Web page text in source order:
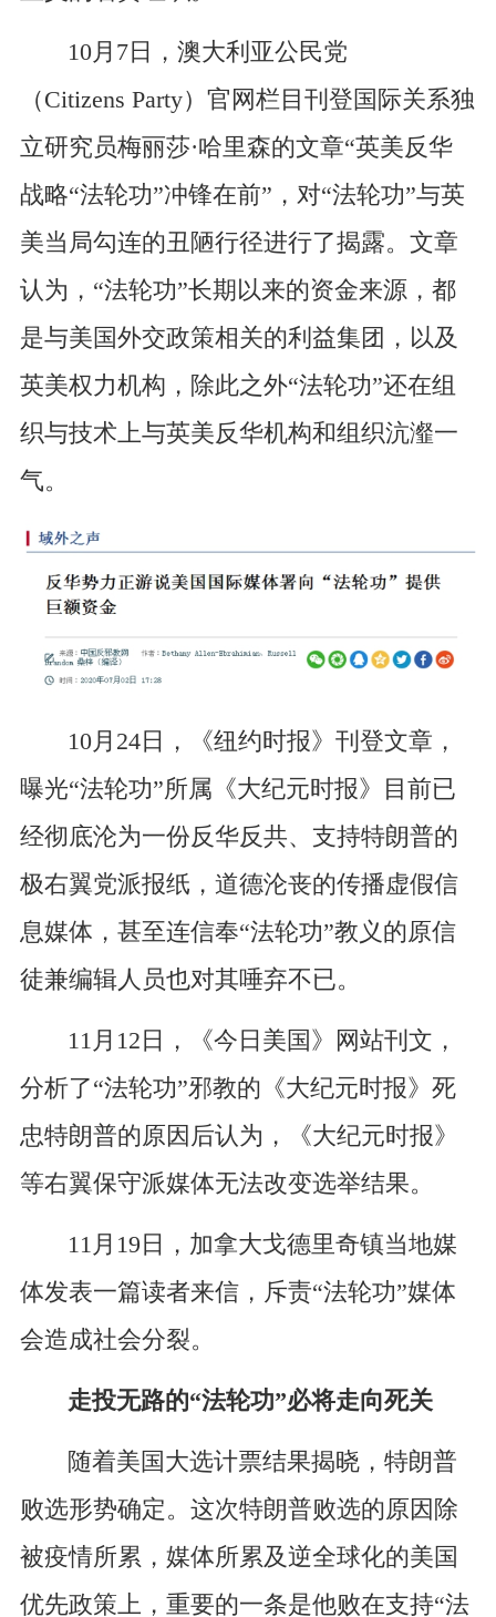
10月7日，澳大利亚公民党
（Citizens Party）官网栏目刊登国际关系独
立研究员梅丽莎·哈里森的文章“英美反华
战略“法轮功”冲锋在前”，对“法轮功”与英
美当局勾连的丑陋行径进行了揭露。文章
认为，“法轮功”长期以来的资金来源，都
是与美国外交政策相关的利益集团，以及
英美权力机构，除此之外“法轮功”还在组
织与技术上与英美反华机构和组织沆瀣一
气。
10月24日，《纽约时报》刊登文章，
曝光“法轮功”所属《大纪元时报》目前已
经彻底沦为一份反华反共、支持特朗普的
极右翼党派报纸，道德沦丧的传播虚假信
息媒体，甚至连信奉“法轮功”教义的原信
徒兼编辑人员也对其唾弃不已。
11月12日，《今日美国》网站刊文，
分析了“法轮功”邪教的《大纪元时报》死
忠特朗普的原因后认为，《大纪元时报》
等右翼保守派媒体无法改变选举结果。
11月19日，加拿大戈德里奇镇当地媒
体发表一篇读者来信，斥责“法轮功”媒体
会造成社会分裂。
走投无路的“法轮功”必将走向死关
随着美国大选计票结果揭晓，特朗普
败选形势确定。这次特朗普败选的原因除
被疫情所累，媒体所累及逆全球化的美国
优先政策上，重要的一条是他败在支持“法